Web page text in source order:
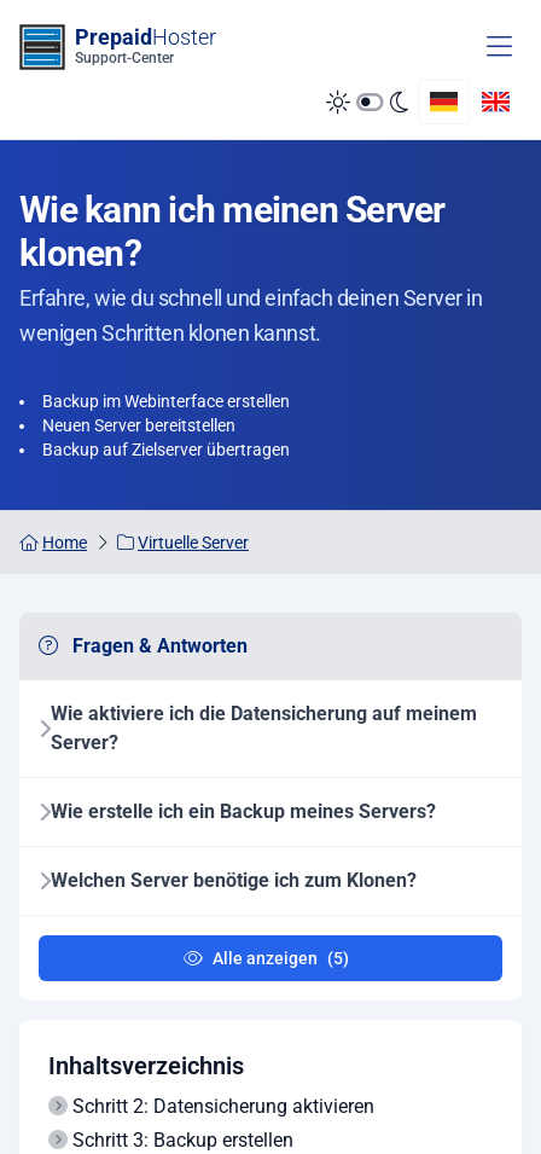
PrepaidHoster
Support-Center
Wie kann ich meinen Server
klonen?
Erfahre, wie du schnell und einfach deinen Server in
wenigen Schritten klonen kannst.
Backup im Webinterface erstellen
Neuen Server bereitstellen
Backup auf Zielserver übertragen
Home Virtuelle Server
Fragen & Antworten
Wie aktiviere ich die Datensicherung auf meinem
Server?
Wie erstelle ich ein Backup meines Servers?
Welchen Server benötige ich zum Klonen?
Alle anzeigen (5)
Inhaltsverzeichnis
Schritt 2: Datensicherung aktivieren
Schritt 3: Backup erstellen